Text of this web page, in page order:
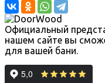
Официальный
нашем сайте вы
для вашей бани.